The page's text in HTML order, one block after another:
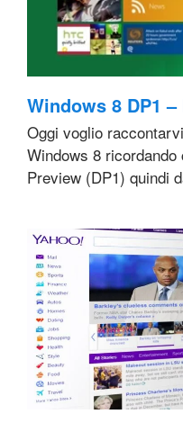
Windows 8 DP1
Oggi voglio
Windows 8
Preview (DP1) quindi